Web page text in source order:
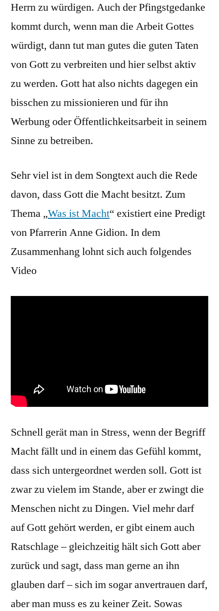
Herrn zu würdigen. Auch der Pfingstgedanke
kommt durch, wenn man die Arbeit Gottes
würdigt, dann tut man gutes die guten Taten
von Gott zu verbreiten und hier selbst aktiv
zu werden. Gott hat also nichts dagegen ein
bisschen zu missionieren und für ihn
Werbung oder Öffentlichkeitsarbeit in seinem
Sinne zu betreiben.
Sehr viel ist in dem Songtext auch die Rede
davon, dass Gott die Macht besitzt. Zum
Thema „Was ist Macht“ existiert eine Predigt
von Pfarrerin Anne Gidion. In dem
Zusammenhang lohnt sich auch folgendes
Video
Schnell gerät man in Stress, wenn der Begriff
Macht fällt und in einem das Gefühl kommt,
dass sich untergeordnet werden soll. Gott ist
zwar zu vielem im Stande, aber er zwingt die
Menschen nicht zu Dingen. Viel mehr darf
auf Gott gehört werden, er gibt einem auch
Ratschlage – gleichzeitig hält sich Gott aber
zurück und sagt, dass man gerne an ihn
glauben darf – sich im sogar anvertrauen darf,
aber man muss es zu keiner Zeit. Sowas